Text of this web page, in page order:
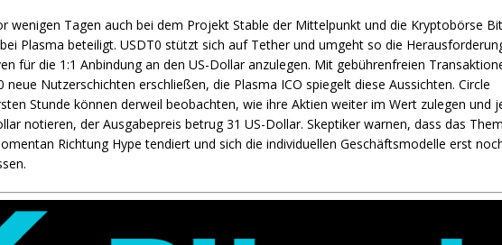
wenigen Tagen auch bei dem Projekt Stable der Mittelpunkt und die Kryptobörse
Plasma beteiligt. USDT0 stützt sich auf Tether und umgeht so die
für die 1:1 Anbindung an den US-Dollar anzulegen. Mit gebührenfreien
neue Nutzerschichten erschließen, die Plasma ICO spiegelt diese Aussichten. Circle
Stunde können derweil beobachten, wie ihre Aktien weiter im Wert zulegen und
notieren, der Ausgabepreis betrug 31 US-Dollar. Skeptiker warnen, dass das
Richtung Hype tendiert und sich die individuellen Geschäftsmodelle erst